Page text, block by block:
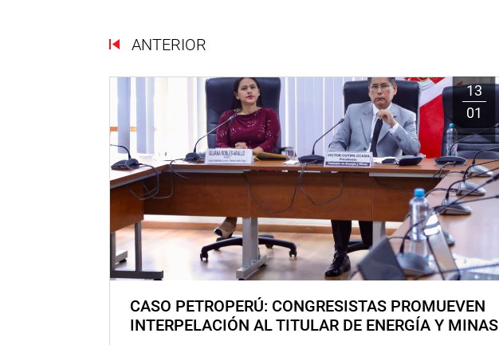
ANTERIOR
13
01
CASO PETROPERÚ: CONGRESISTAS PROMUEVEN
INTERPELACIÓN AL TITULAR DE ENERGÍA Y MINAS